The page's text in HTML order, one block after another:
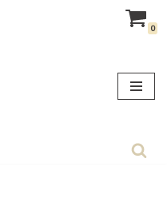
0